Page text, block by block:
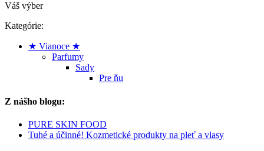
Váš výber
Kategórie:
★ Vianoce ★
Parfumy
Sady
Pre ňu
Z nášho blogu:
PURE SKIN FOOD
Tuhé a účinné! Kozmetické produkty na pleť a vlasy